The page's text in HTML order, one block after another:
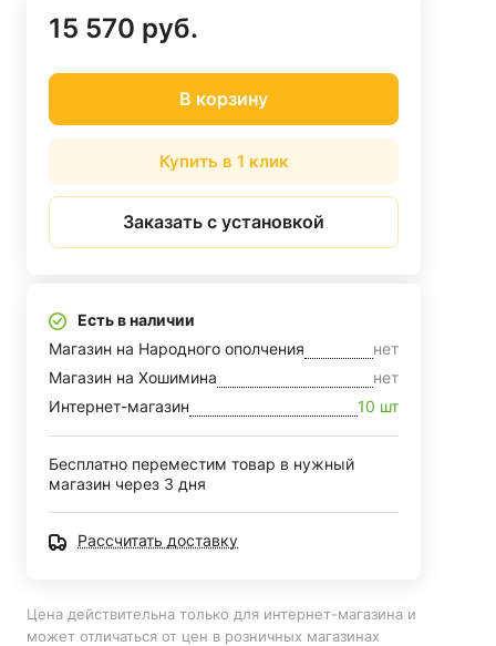
15 570 руб.
В корзину
Купить в 1 клик
Заказать с установкой
Есть в наличии
Магазин на Народного ополчения
нет
Магазин на Хошимина
нет
Интернет-магазин
10 шт
Бесплатно переместим товар в нужный
магазин через 3 дня
Рассчитать доставку
Цена действительна только для интернет-магазина и
может отличаться от цен в розничных магазинах